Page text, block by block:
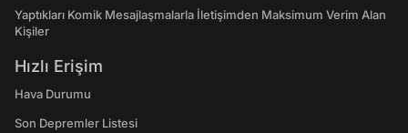
Yaptıkları Komik Mesajlaşmalarla İletişimden Maksimum Verim Alan
Kişiler
Hızlı Erişim
Hava Durumu
Son Depremler Listesi